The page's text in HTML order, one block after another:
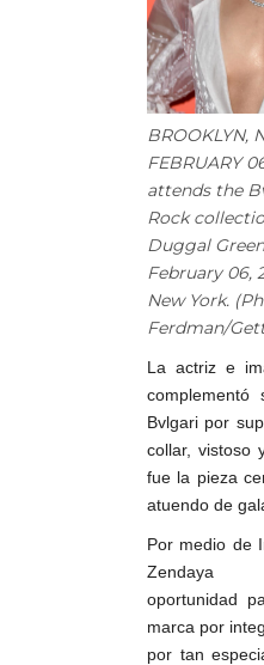
BROOKLYN,
FEBRUARY
attends the
Rock
Duggal
February 06,
New York.
Ferdman/
La actriz e
Bvlgari por
collar, vistoso
fue la pieza
atuendo de
Por medio de
Zendaya
oportunidad
marca por
por tan